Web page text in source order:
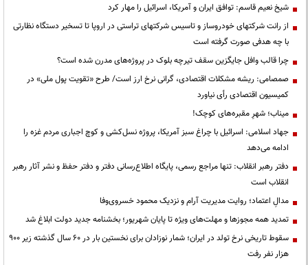
شیخ نعیم قاسم: توافق ایران و آمریکا، اسرائیل را مهار کرد
از رانت‌ شرکتهای خودروساز و تاسیس شرکتهای تراستی در اروپا تا تسخیر دستگاه نظارتی
با چه هدفی صورت گرفته است
چرا قالب وافل جایگزین سقف تیرچه بلوک در پروژه‌های مدرن شده است؟
صمصامی: ریشه مشکلات اقتصادی، گرانی نرخ ارز است/ طرح «تقویت پول ملی» در
کمیسیون اقتصادی رأی نیاورد
میناب؛ شهرِ مقبره‌های کوچک!
جهاد اسلامی: اسرائیل با چراغ سبز آمریکا، پروژه نسل‌کشی و کوچ اجباری مردم غزه را
ادامه می‌دهد
دفتر رهبر انقلاب: تنها مراجع رسمی، پایگاه اطلاع‌رسانی دفتر و دفتر حفظ و نشر آثار رهبر
انقلاب است
مدالِ اعتماد؛ روایت مدیریت آرام و نزدیک محمود خسروی‌وفا
تمدید همه مجوزها و مهلت‌های ویژه تا پایان شهریور؛ بخشنامه جدید دولت ابلاغ شد
سقوط تاریخی نرخ تولد در ایران؛ شمار نوزادان برای نخستین بار در ۶۰ سال گذشته زیر ۹۰۰
هزار نفر رفت